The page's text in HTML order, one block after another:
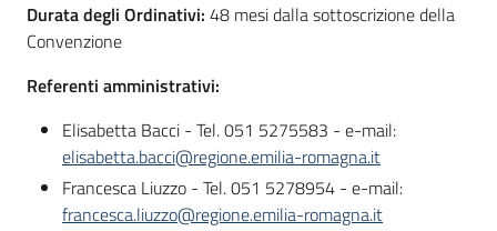
Durata degli Ordinativi: 48 mesi dalla sottoscrizione della
Convenzione
Referenti amministrativi:
Elisabetta Bacci - Tel. 051 5275583 - e-mail:
elisabetta.bacci@regione.emilia-romagna.it
Francesca Liuzzo - Tel. 051 5278954 - e-mail:
francesca.liuzzo@regione.emilia-romagna.it